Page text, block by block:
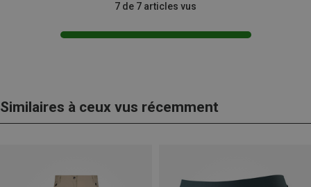
7 de 7 articles vus
Similaires à ceux vus récemment